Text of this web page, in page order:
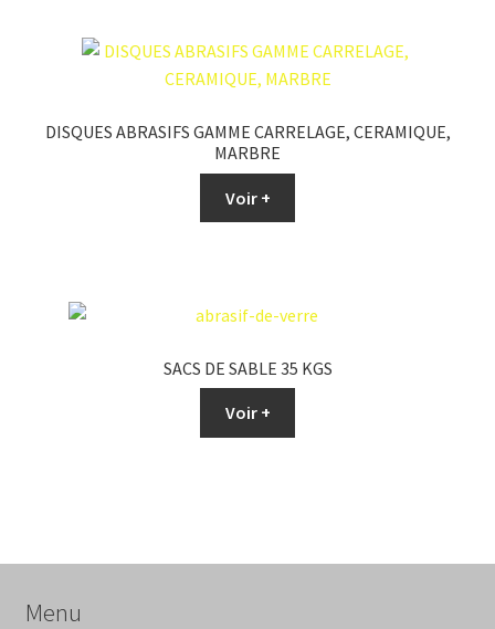
DISQUES ABRASIFS GAMME CARRELAGE, CERAMIQUE,
MARBRE
Voir +
SACS DE SABLE 35 KGS
Voir +
Menu